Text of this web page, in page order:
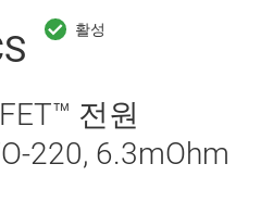
전원
220, 6.3mOhm